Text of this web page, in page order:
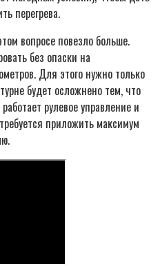
перегрева.
вопросе повезло больше.
без опаски на
Для этого нужно только
будет осложнено тем, что
рулевое управление и
приложить максимум